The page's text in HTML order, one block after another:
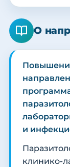
О
и
клинико-